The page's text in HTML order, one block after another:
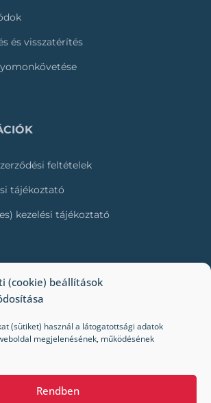
(cookie) beállítások
(sütiket) használ a látogatottsági adatok
megjelenésének, működésének
Rendben
és visszatérítés
feltételek
tájékoztató
kezelési tájékoztató
mi?